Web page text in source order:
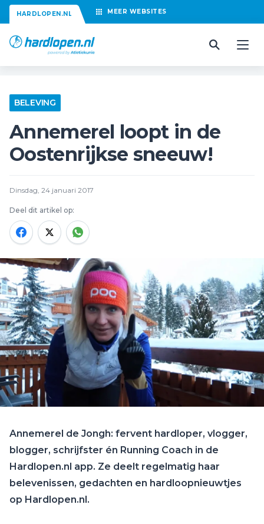
HARDLOPEN.NL MEER WEBSITES
BELEVING
Annemerel loopt in de
Oostenrijkse sneeuw!
Dinsdag, 24 januari 2017
Deel dit artikel op:
Annemerel de Jongh: fervent hardloper, vlogger,
blogger, schrijfster én Running Coach in de
Hardlopen.nl app. Ze deelt regelmatig haar
belevenissen, gedachten en hardloopnieuwtjes
op Hardlopen.nl.